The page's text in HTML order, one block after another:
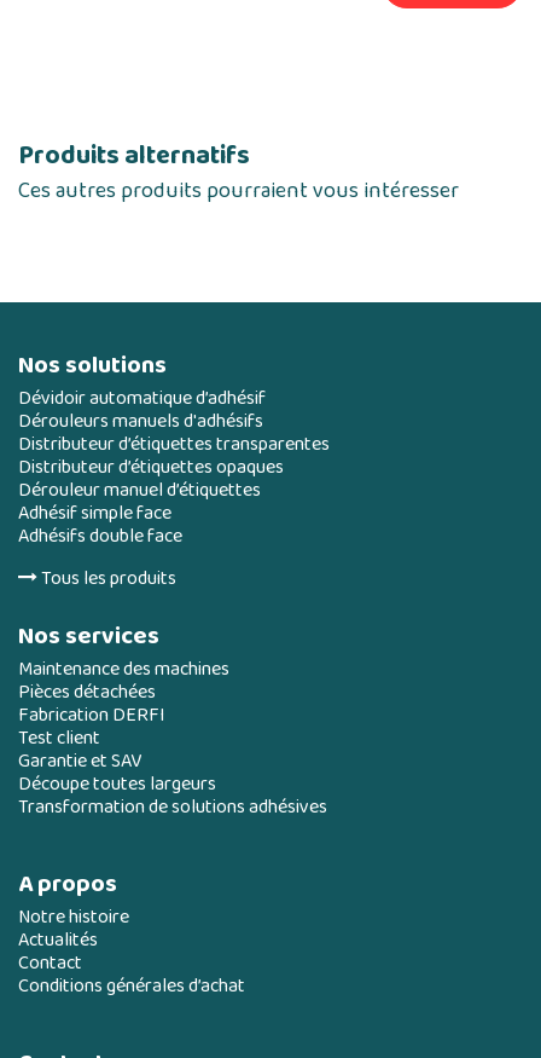
Produits alternatifs
Ces autres produits pourraient vous intéresser
Nos solutions
Dévidoir automatique d’adhésif
Dérouleurs manuels d'adhésifs
Distributeur d’étiquettes transparentes
Distributeur d’étiquettes opaques
Dérouleur manuel d’étiquettes
Adhésif simple face
Adhésifs double face
Tous les produits
Nos services
Maintenance des machines
Pièces détachées
Fabrication DERFI
Test client
Garantie et SAV
Découpe toutes largeurs
Transformation de solutions adhésives
A propos
Notre histoire
Actualités
Contact
Conditions générales d’achat